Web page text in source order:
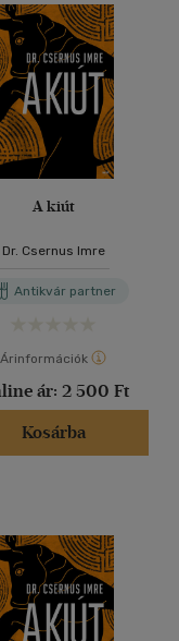
A kiút
Dr. Csernus Imre
Antikvár partner
Árinformációk
ár: 2 500 Ft
Kosárba